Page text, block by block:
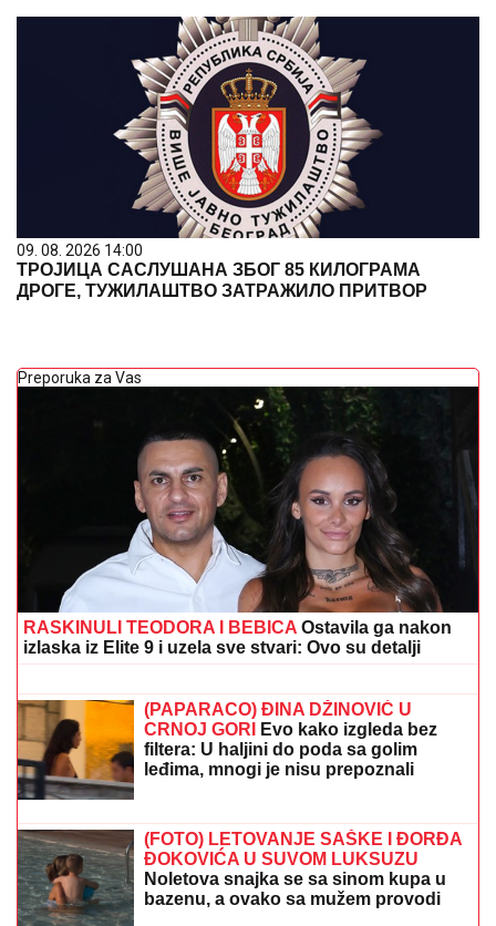
09. 08. 2026 14:00
ТРОЈИЦА САСЛУШАНА ЗБОГ 85 КИЛОГРАМА
ДРОГЕ, ТУЖИЛАШТВО ЗАТРАЖИЛО ПРИТВОР
Preporuka za Vas
RASKINULI TEODORA I BEBICA Ostavila ga nakon
izlaska iz Elite 9 i uzela sve stvari: Ovo su detalji
stiže iz Real Madrida u Crvenu zvezdu
filtera: U haljini do poda sa golim
leđima, mnogi je nisu prepoznali